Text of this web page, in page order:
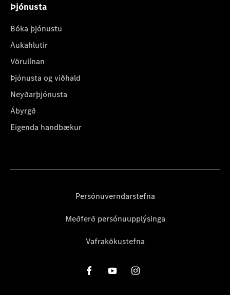
Þjónusta
Bóka þjónustu
Aukahlutir
Vörulínan
Þjónusta og viðhald
Neyðarþjónusta
Ábyrgð
Eigenda handbækur
Persónuverndarstefna
Meðferð persónuupplýsinga
Vafrakökustefna